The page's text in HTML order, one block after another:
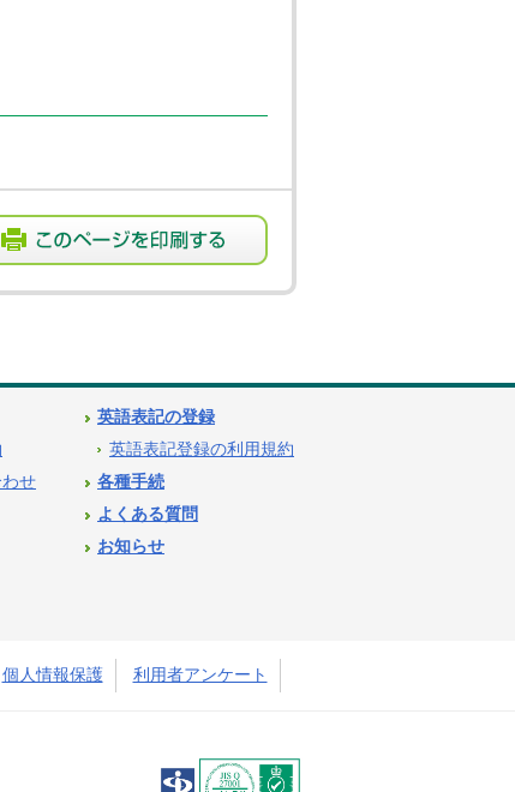
せ
英語表記の登録
英語表記登録の利用規約
各種手続
よくある質問
お知らせ
個人情報保護 利用者アンケート